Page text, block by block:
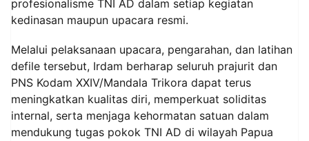
profesionalisme TNI AD dalam setiap kegiatan
kedinasan maupun upacara resmi.
Melalui pelaksanaan upacara, pengarahan, dan latihan
defile tersebut, Irdam berharap seluruh prajurit dan
PNS Kodam XXIV/Mandala Trikora dapat terus
meningkatkan kualitas diri, memperkuat soliditas
internal, serta menjaga kehormatan satuan dalam
mendukung tugas pokok TNI AD di wilayah Papua